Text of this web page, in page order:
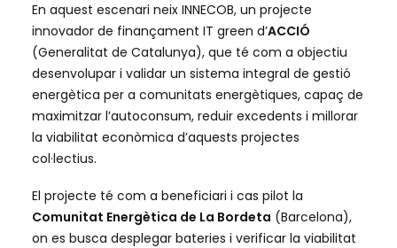
En aquest escenari neix INNECOB, un projecte
innovador de finançament IT green d’ACCIÓ
(Generalitat de Catalunya), que té com a objectiu
desenvolupar i validar un sistema integral de gestió
energètica per a comunitats energètiques, capaç de
maximitzar l’autoconsum, reduir excedents i millorar
la viabilitat econòmica d’aquests projectes
col·lectius.
El projecte té com a beneficiari i cas pilot la
Comunitat Energètica de La Bordeta (Barcelona),
on es busca desplegar bateries i verificar la viabilitat